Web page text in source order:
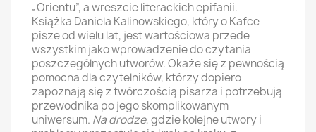
„Orientu”, a wreszcie literackich epifanii.
Książka Daniela Kalinowskiego, który o Kafce
pisze od wielu lat, jest wartościowa przede
wszystkim jako wprowadzenie do czytania
poszczególnych utworów. Okaże się z pewnością
pomocna dla czytelników, którzy dopiero
zapoznają się z twórczością pisarza i potrzebują
przewodnika po jego skomplikowanym
uniwersum. Na drodze, gdzie kolejne utwory i